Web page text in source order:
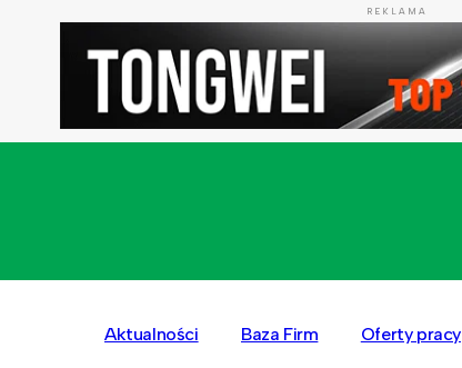
REKLAMA
Aktualności Baza Firm Oferty pracy